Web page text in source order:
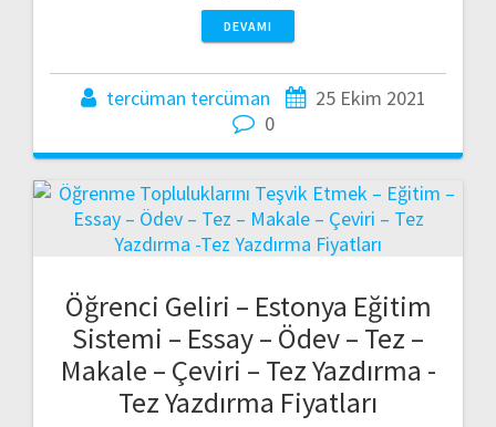
DEVAMI
tercüman tercüman
25 Ekim 2021
0
Öğrenci Geliri – Estonya Eğitim
Sistemi – Essay – Ödev – Tez –
Makale – Çeviri – Tez Yazdırma -
Tez Yazdırma Fiyatları